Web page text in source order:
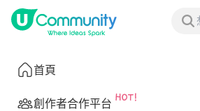
首頁
創作者合作平台